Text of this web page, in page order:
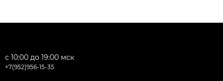
с 10:00 до 19:00 мск
+7(952)956-15-35